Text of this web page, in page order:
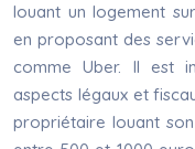
louant un logement
en proposant des
comme Uber. Il est
aspects légaux et
propriétaire louant